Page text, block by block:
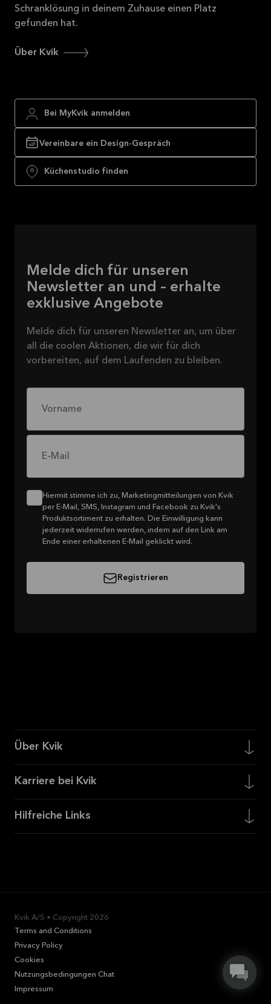
Schranklösung in deinem Zuhause einen Platz
gefunden hat.
Über Kvik
Bei MyKvik anmelden
Vereinbare ein Design-Gespräch
Küchenstudio finden
Melde dich für unseren
Newsletter an und – erhalte
exklusive Angebote
Melde dich für unseren Newsletter an, um über
all die coolen Aktionen, die wir für dich
vorbereiten, auf dem Laufenden zu bleiben.
Vorname
E-Mail
Hiermit stimme ich zu, Marketingmitteilungen von Kvik
per E-Mail, SMS, Instagram und Facebook zu Kvik's
Produktsortiment zu erhalten. Die Einwilligung kann
jederzeit widerrufen werden, indem auf den Link am
Ende einer erhaltenen E-Mail geklickt wird.
Registrieren
Über Kvik
Karriere bei Kvik
Hilfreiche Links
Kvik A/S • Copyright 2026
Terms and Conditions
Privacy Policy
Cookies
Nutzungsbedingungen Chat
Impressum